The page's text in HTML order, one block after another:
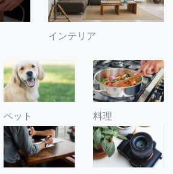
インテリア
ペット 料理